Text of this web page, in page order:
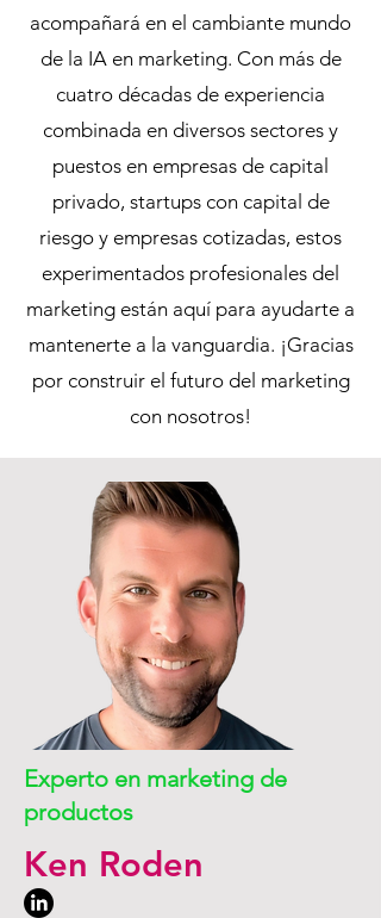
acompañará en el cambiante mundo
de la IA en marketing. Con más de
cuatro décadas de experiencia
combinada en diversos sectores y
puestos en empresas de capital
privado, startups con capital de
riesgo y empresas cotizadas, estos
experimentados profesionales del
marketing están aquí para ayudarte a
mantenerte a la vanguardia. ¡Gracias
por construir el futuro del marketing
con nosotros!
Experto en marketing de
productos
Ken Roden